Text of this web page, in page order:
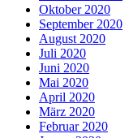
Oktober 2020
September 2020
August 2020
Juli 2020
Juni 2020
Mai 2020
April 2020
März 2020
Februar 2020